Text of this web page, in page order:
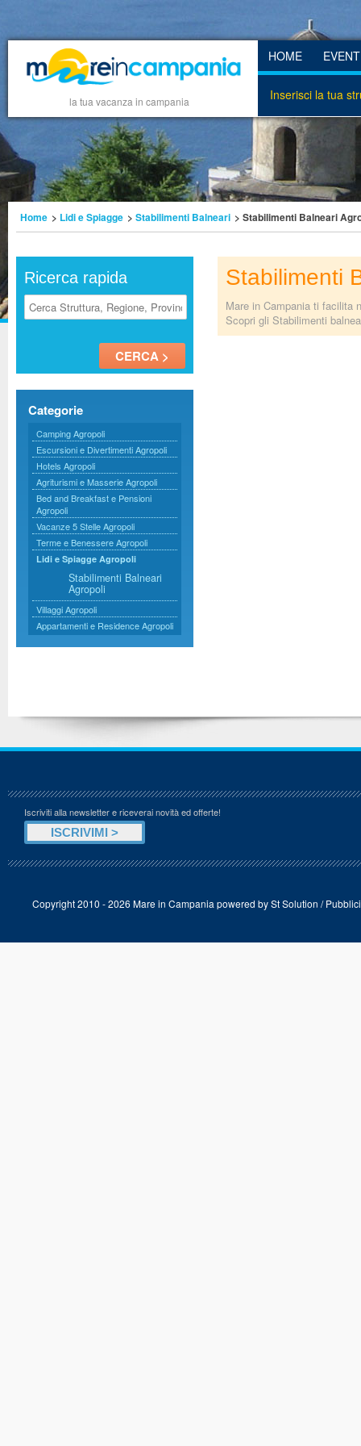
la tua vacanza in campania
HOME
Inserisci la tua
Home > Lidi e Spiagge > Stabilimenti Balneari > Stabilimenti Balneari
Ricerca rapida
Categorie
Camping Agropoli
Escursioni e Divertimenti Agropoli
Hotels Agropoli
Agriturismi e Masserie Agropoli
Bed and Breakfast e Pensioni
Agropoli
Vacanze 5 Stelle Agropoli
Terme e Benessere Agropoli
Lidi e Spiagge Agropoli
Stabilimenti Balneari
Agropoli
Villaggi Agropoli
Appartamenti e Residence Agropoli
Stabilimenti
Mare in Campania ti facilita
Scopri gli Stabilimenti
Iscriviti alla newsletter e riceverai novità ed offerte!
Copyright 2010 - 2026 Mare in Campania powered bySt Solution /